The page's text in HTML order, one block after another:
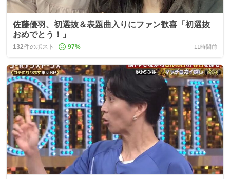
佐藤優羽、初選抜＆表題曲入りにファン歓喜「初選抜
おめでとう！」
132件のポスト 97% 11時間前